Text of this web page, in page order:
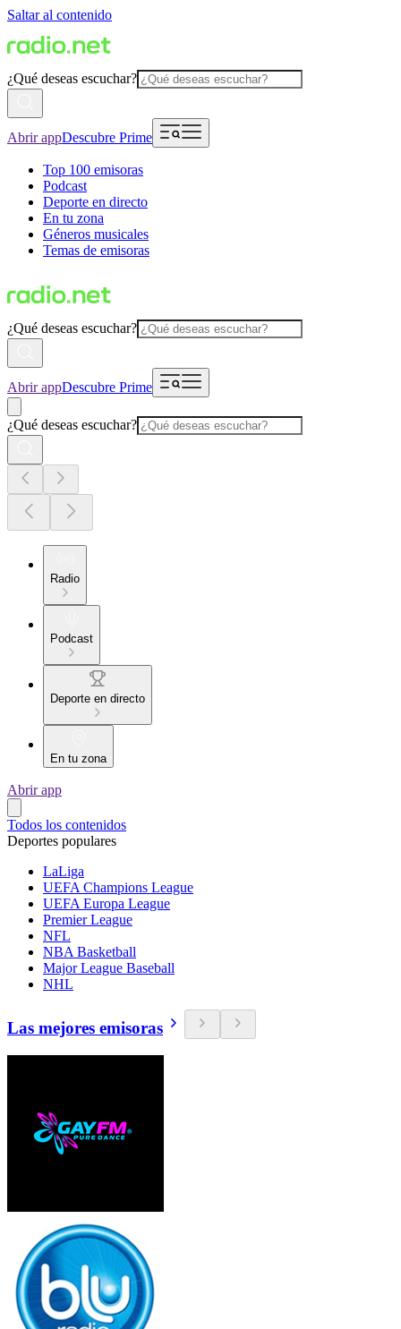
Saltar al contenido
¿Qué deseas escuchar?
Abrir appDescubre Prime
Top 100 emisoras
Podcast
Deporte en directo
En tu zona
Géneros musicales
Temas de emisoras
¿Qué deseas escuchar?
Abrir appDescubre Prime
¿Qué deseas escuchar?
Radio
Podcast
Deporte en directo
En tu zona
Abrir app
Todos los contenidos
Deportes populares
LaLiga
UEFA Champions League
UEFA Europa League
Premier League
NFL
NBA Basketball
Major League Baseball
NHL
Las mejores emisoras